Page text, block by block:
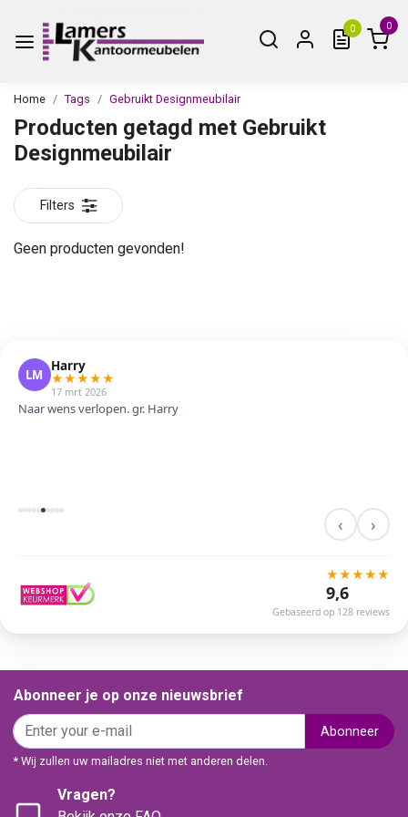
0 0
Home Tags Gebruikt Designmeubilair
Producten getagd met Gebruikt
Designmeubilair
Filters
Geen producten gevonden!
LM
Harry
★★★★★
17 mrt 2026
Naar wens verlopen. gr. Harry
‹ ›
★★★★★
9,6
Gebaseerd op 128 reviews
Abonneer je op onze nieuwsbrief
Abonneer
* Wij zullen uw mailadres niet met anderen delen.
Vragen?